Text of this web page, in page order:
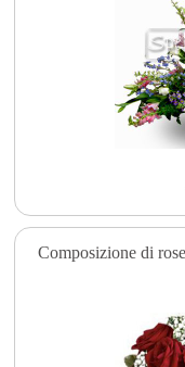
Composizione di